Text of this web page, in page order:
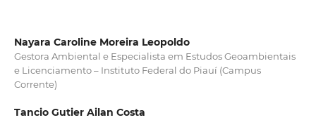
Nayara Caroline Moreira Leopoldo
Gestora Ambiental e Especialista em Estudos Geoambientais
e Licenciamento – Instituto Federal do Piauí (Campus
Corrente)
Tancio Gutier Ailan Costa